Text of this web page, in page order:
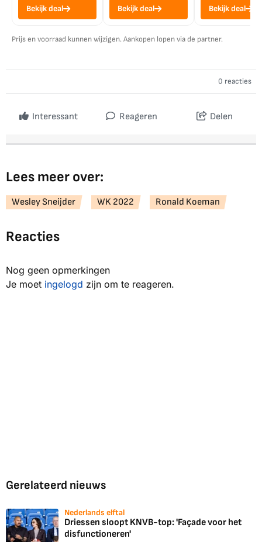
Bekijk deal Bekijk deal Bekijk deal
Prijs en voorraad kunnen wijzigen. Aankopen lopen via de partner.
0 reacties
Interessant Reageren Delen
Lees meer over:
Wesley Sneijder WK 2022 Ronald Koeman
Reacties
Nog geen opmerkingen
Je moet ingelogd zijn om te reageren.
Gerelateerd nieuws
Nederlands elftal
Driessen sloopt KNVB-top: 'Façade voor het
disfunctioneren'